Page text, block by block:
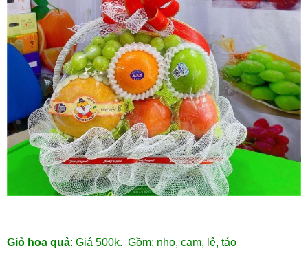
Giỏ hoa quả: Giá 500k. Gồm: nho, cam, lê, táo